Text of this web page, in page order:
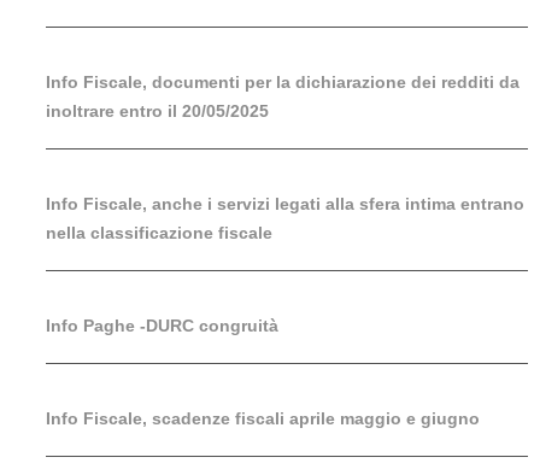
Info Fiscale, documenti per la dichiarazione dei redditi da
inoltrare entro il 20/05/2025
Info Fiscale, anche i servizi legati alla sfera intima entrano
nella classificazione fiscale
Info Paghe -DURC congruità
Info Fiscale, scadenze fiscali aprile maggio e giugno